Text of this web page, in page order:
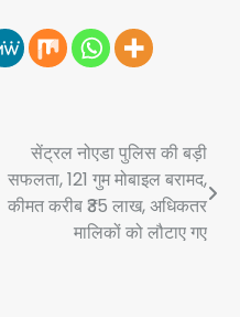
सेंट्रल नोएडा पुलिस की बड़ी
सफलता, 121 गुम मोबाइल बरामद,
कीमत करीब ₹35 लाख, अधिकतर
मालिकों को लौटाए गए